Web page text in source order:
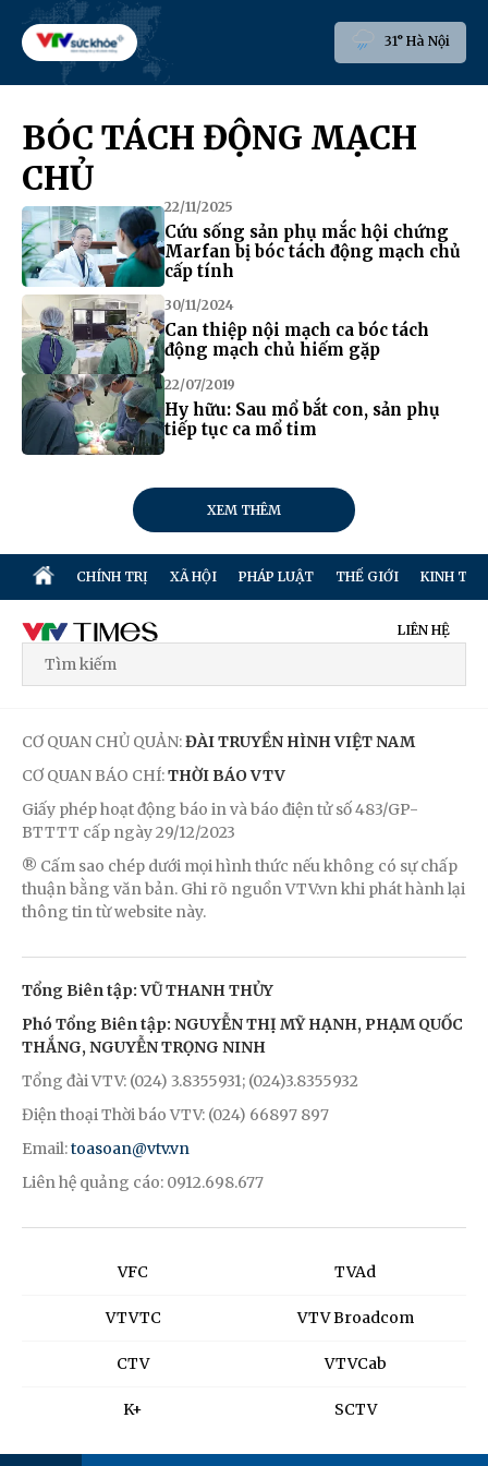
31° Hà Nội
BÓC TÁCH ĐỘNG MẠCH
CHỦ
22/11/2025
Cứu sống sản phụ mắc hội chứng
Marfan bị bóc tách động mạch chủ
cấp tính
30/11/2024
Can thiệp nội mạch ca bóc tách
động mạch chủ hiếm gặp
22/07/2019
Hy hữu: Sau mổ bắt con, sản phụ
tiếp tục ca mổ tim
XEM THÊM
CHÍNH TRỊ XÃ HỘI PHÁP LUẬT THẾ GIỚI KINH TẾ
LIÊN HỆ
CƠ QUAN CHỦ QUẢN:ĐÀI TRUYỀN HÌNH VIỆT NAM
CƠ QUAN BÁO CHÍ:THỜI BÁO VTV
Giấy phép hoạt động báo in và báo điện tử số 483/GP-
BTTTT cấp ngày 29/12/2023
® Cấm sao chép dưới mọi hình thức nếu không có sự chấp
thuận bằng văn bản. Ghi rõ nguồn VTV.vn khi phát hành lại
thông tin từ website này.
Tổng Biên tập: VŨ THANH THỦY
Phó Tổng Biên tập: NGUYỄN THỊ MỸ HẠNH, PHẠM QUỐC
THẮNG, NGUYỄN TRỌNG NINH
Tổng đài VTV: (024) 3.8355931; (024)3.8355932
Điện thoại Thời báo VTV: (024) 66897 897
Email:toasoan@vtv.vn
Liên hệ quảng cáo: 0912.698.677
VFC
VTVTC
CTV
K+
TVAd
VTV Broadcom
VTVCab
SCTV